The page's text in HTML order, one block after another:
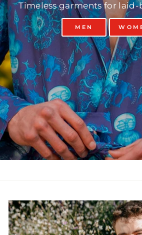
Timeless garments for
MEN